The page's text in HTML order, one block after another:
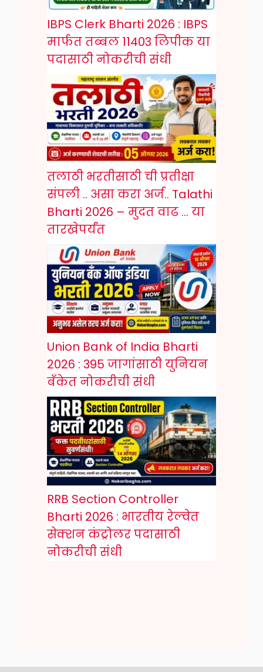
IBPS Clerk Bharti 2026 : IBPS
मार्फत तब्बल 11403 लिपीक या
पदासाठी नोकरीची संधी
तलाठी भरतीसाठी ची प्रतीक्षा
संपली .. असा करा अर्ज.. Talathi
Bharti 2026 – मुदत वाढ … या
तारखेपर्यंत
Union Bank of India Bharti
2026 : 395 जागांसाठी युनियन
बँकेत नोकरीची संधी
RRB Section Controller
Bharti 2026 : भारतीय रेल्वेत
सेक्शन कंट्रोलर पदासाठी
नोकरीची संधी